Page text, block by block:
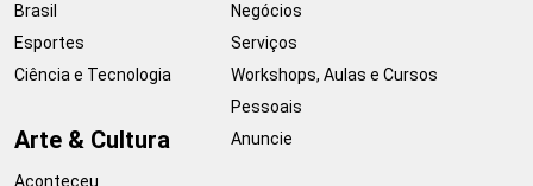
Brasil
Esportes
Ciência e Tecnologia
Arte & Cultura
Aconteceu
Negócios
Serviços
Workshops, Aulas e Cursos
Pessoais
Anuncie